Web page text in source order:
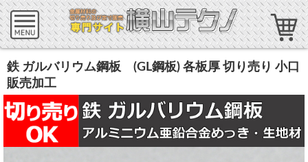
鉄 ガルバリウム鋼板 (GL鋼板) 各板厚 切り売り 小口
販売加工